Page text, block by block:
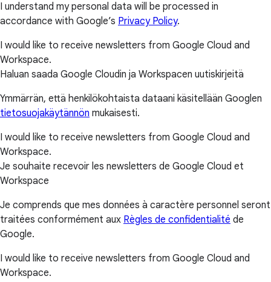
I understand my personal data will be processed in
accordance with Google’s Privacy Policy.
I would like to receive newsletters from Google Cloud and
Workspace.
Haluan saada Google Cloudin ja Workspacen uutiskirjeitä
Ymmärrän, että henkilökohtaista dataani käsitellään Googlen
tietosuojakäytännön mukaisesti.
I would like to receive newsletters from Google Cloud and
Workspace.
Je souhaite recevoir les newsletters de Google Cloud et
Workspace
Je comprends que mes données à caractère personnel seront
traitées conformément aux Règles de confidentialité de
Google.
I would like to receive newsletters from Google Cloud and
Workspace.